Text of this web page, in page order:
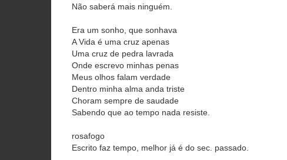
Não saberá mais ninguém.
Era um sonho, que sonhava
A Vida é uma cruz apenas
Uma cruz de pedra lavrada
Onde escrevo minhas penas
Meus olhos falam verdade
Dentro minha alma anda triste
Choram sempre de saudade
Sabendo que ao tempo nada resiste.
rosafogo
Escrito faz tempo, melhor já é do sec. passado.